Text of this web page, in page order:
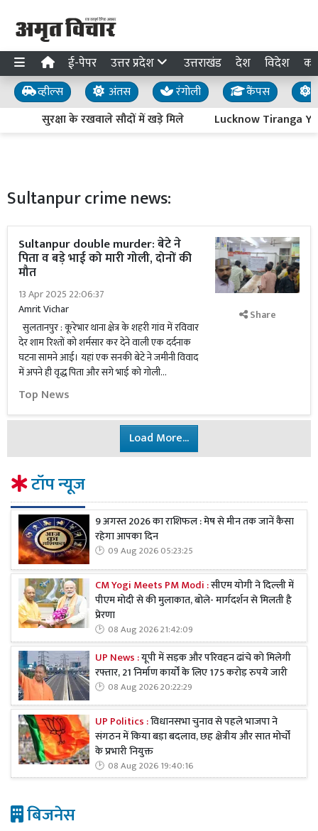
ई-पेपर उत्तर प्रदेश उत्तराखंड देश विदेश
व्हील्स अंतस रंगोली कैंपस
सुरक्षा के रखवाले सौदों में खड़े मिले
Lucknow Tiranga
Sultanpur crime news:
Sultanpur double murder: बेटे ने
पिता व बड़े भाई को मारी गोली, दोनों की
मौत
13 Apr 2025 22:06:37
Amrit Vichar
सुलतानपुर : कूरेभार थाना क्षेत्र के शहरी गांव में रविवार
देर शाम रिश्तों को शर्मसार कर देने वाली एक दर्दनाक
घटना सामने आई। यहां एक सनकी बेटे ने जमीनी विवाद
में अपने ही वृद्ध पिता और सगे भाई को गोली...
Top News
Share
Load More...
टॉप न्यूज
9 अगस्त 2026 का राशिफल : मेष से मीन तक जानें कैसा
रहेगा आपका दिन
09 Aug 2026 05:23:25
CM Yogi Meets PM Modi :सीएम योगी ने दिल्ली में
पीएम मोदी से की मुलाकात, बोले- मार्गदर्शन से मिलती है
प्रेरणा
08 Aug 2026 21:42:09
UP News :यूपी में सड़क और परिवहन ढांचे को मिलेगी
रफ्तार, 21 निर्माण कार्यों के लिए 175 करोड़ रुपये जारी
08 Aug 2026 20:22:29
UP Politics :विधानसभा चुनाव से पहले भाजपा ने
संगठन में किया बड़ा बदलाव, छह क्षेत्रीय और सात मोर्चों
के प्रभारी नियुक्त
08 Aug 2026 19:40:16
बिजनेस